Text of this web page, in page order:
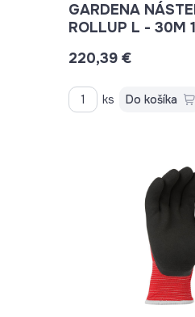
GARDENA
220,39 €
ks Do košíka